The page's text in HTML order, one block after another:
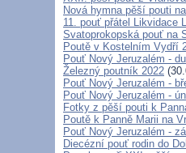
Nová hymna pěší pouti
11. pouť přátel Likvidace
Svatoprokopská pouť na
Poutě v Kostelním Vydří
Pouť Nový Jeruzalém -
Železný poutník 2022
Pouť Nový Jeruzalém -
Pouť Nový Jeruzalém -
Fotky z pěší pouti k
Poutě k Panně Marii na
Pouť Nový Jeruzalém -
Diecézní pouť rodin do